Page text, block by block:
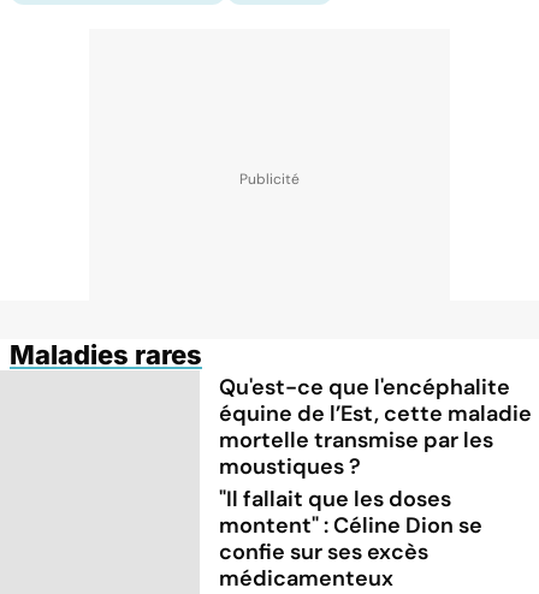
Maladies rares
Qu'est-ce que l'encéphalite
équine de l’Est, cette maladie
mortelle transmise par les
moustiques ?
"Il fallait que les doses
montent" : Céline Dion se
confie sur ses excès
médicamenteux